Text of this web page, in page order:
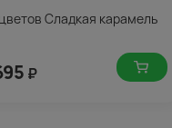
Сладкая карамель
₽